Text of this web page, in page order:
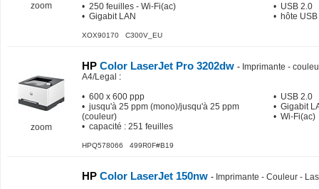
zoom
• 250 feuilles - Wi-Fi(ac)
• Gigabit LAN
• USB 2.0
• hôte
XOX90170 C300V_EU
zoom
HP Color LaserJet Pro 3202dw - Imprimante -
A4/Legal :
• 600 x 600 ppp
• jusqu'à 25 ppm (mono)/jusqu'à 25 ppm
(couleur)
• capacité : 251 feuilles
• USB 2.0
• Gigabit
• Wi-Fi(ac)
HPQ578066 499R0F#B19
HP Color LaserJet 150nw - Imprimante - Couleur -